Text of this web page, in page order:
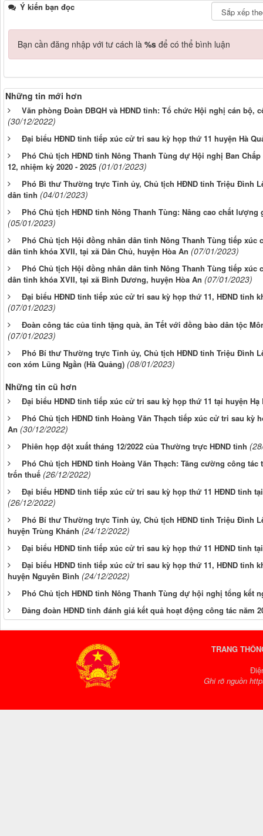
Ý kiến bạn đọc
Bạn cần đăng nhập với tư cách là %s để có thể bình luận
Những tin mới hơn
Văn phòng Đoàn ĐBQH và HĐND tỉnh: Tổ chức Hội nghị cán bộ,
(30/12/2022)
Đại biểu HĐND tỉnh tiếp xúc cử tri sau kỳ họp thứ 11 huyện Hà
Phó Chủ tịch HĐND tỉnh Nông Thanh Tùng dự Hội nghị Ban
12, nhiệm kỳ 2020 - 2025 (01/01/2023)
Phó Bì thư Thường trực Tỉnh ủy, Chủ tịch HĐND tỉnh Triệu Đình
dân tỉnh (04/01/2023)
Phó Chủ tịch HĐND tỉnh Nông Thanh Tùng: Nâng cao chất
(05/01/2023)
Phó Chủ tịch Hội đồng nhân dân tỉnh Nông Thanh Tùng tiếp
dân tỉnh khóa XVII, tại xã Dân Chủ, huyện Hòa An (07/01/2023)
Phó Chủ tịch Hội đồng nhân dân tỉnh Nông Thanh Tùng tiếp
dân tỉnh khóa XVII, tại xã Bình Dương, huyện Hòa An (07/01/2023)
Đại biểu HĐND tỉnh tiếp xúc cử tri sau kỳ họp thứ 11, HĐND tỉnh
(07/01/2023)
Đoàn công tác của tỉnh tặng quà, ăn Tết với đồng bào dân tộc
(07/01/2023)
Phó Bí thư Thường trực Tỉnh ủy, Chủ tịch HĐND tỉnh Triệu Đình
con xóm Lũng Ngần (Hà Quảng) (08/01/2023)
Những tin cũ hơn
Đại biểu HĐND tỉnh tiếp xúc cử tri sau kỳ họp thứ 11 tại huyện Hạ
Phó Chủ tịch HĐND tỉnh Hoàng Văn Thạch tiếp xúc cử tri sau kỳ
An (30/12/2022)
Phiên họp đột xuất tháng 12/2022 của Thường trực HĐND tỉnh
Phó Chủ tịch HĐND tỉnh Hoàng Văn Thạch: Tăng cường công
trốn thuế (26/12/2022)
Đại biểu HĐND tỉnh tiếp xúc cử tri sau kỳ họp thứ 11 HĐND tỉnh
(26/12/2022)
Phó Bí thư Thường trực Tỉnh ủy, Chủ tịch HĐND tỉnh Triệu Đình
huyện Trùng Khánh (24/12/2022)
Đại biểu HĐND tỉnh tiếp xúc cử tri sau kỳ họp thứ 11 HĐND tỉnh
Đại biểu HĐND tỉnh tiếp xúc cử tri sau kỳ họp thứ 11, HĐND tỉnh
huyện Nguyên Bình (24/12/2022)
Phó Chủ tịch HĐND tỉnh Nông Thanh Tùng dự hội nghị tổng kết
Đảng đoàn HĐND tỉnh đánh giá kết quả hoạt động công tác năm
TRANG
Ghi rõ nguồn